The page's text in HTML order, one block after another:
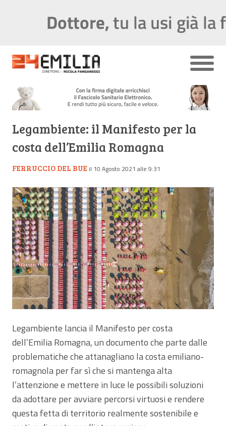
Legambiente: il Manifesto per la
costa dell’Emilia Romagna
FERRUCCIO DEL BUE il 10 Agosto 2021 alle 9:31
Legambiente lancia il Manifesto per costa
dell’Emilia Romagna, un documento che parte dalle
problematiche che attanagliano la costa emiliano-
romagnola per far sì che si mantenga alta
l’attenzione e mettere in luce le possibili soluzioni
da adottare per avviare percorsi virtuosi e rendere
questa fetta di territorio realmente sostenibile e